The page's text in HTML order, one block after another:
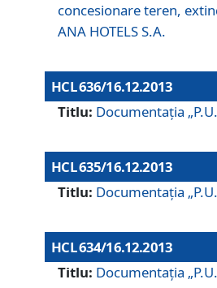
concesionare teren,
ANA HOTELS S.A.
HCL 636/16.12.2013
Titlu: Documentaţia
HCL 635/16.12.2013
Titlu: Documentaţia
HCL 634/16.12.2013
Titlu: Documentaţia